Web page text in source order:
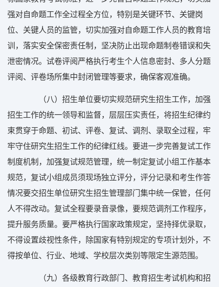
强对自命题工作全过程全方位，特别是关键环节、关键岗
位、关键人员的监管，切实加强对自命题工作人员的教育培
训，落实安全保密责任制，坚决防止出现命题制卷错误和失
泄密情况。试卷评阅严格执行考生个人信息密封、多人分题
评阅、评卷场所集中封闭管理等要求，确保客观准确。
（八）招生单位要切实规范研究生招生工作，加强
招生工作的统一领导和监督，层层压实责任，将招生纪律约
束贯穿于命题、初试、评卷、复试、调剂、录取全过程，牢
牢守住研究生招生工作的纪律红线。要进一步完善复试工作
制度机制，加强复试规范管理，统一制定复试小组工作基本
规范，复试小组成员须现场独立评分，评分记录和考生作答
情况要交招生单位研究生招生管理部门集中统一保管，任何
人不得改动。复试全程要录音录像，要规范调剂工作程序，
提升服务质量。要严格执行国家政策规定，坚持择优录取，
不得设置歧视性条件，除国家有特别规定的专项计划外，不
得按单位、行业、地域、学校层次类别等限定生源范围。
（九）各级教育行政部门、教育招生考试机构和招